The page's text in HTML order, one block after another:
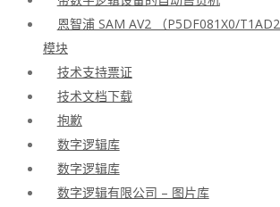
恩智浦 SAM AV2 （P5DF081X0/
模块
技术支持票证
技术文档下载
抱歉
数字逻辑库
数字逻辑库
数字逻辑有限公司 – 图片库